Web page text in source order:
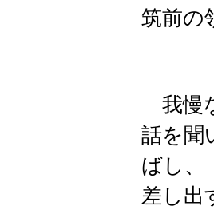
筑前の
我慢
話を聞
ばし、
差し出